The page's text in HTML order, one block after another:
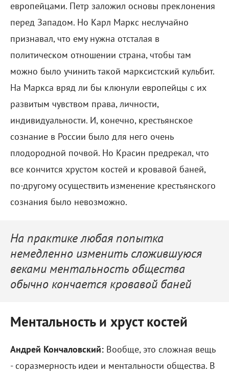
европейцами. Петр заложил основы преклонения
перед Западом. Но Карл Маркс неслучайно
признавал, что ему нужна отсталая в
политическом отношении страна, чтобы там
можно было учинить такой марксистский кульбит.
На Маркса вряд ли бы клюнули европейцы с их
развитым чувством права, личности,
индивидуальности. И, конечно, крестьянское
сознание в России было для него очень
плодородной почвой. Но Красин предрекал, что
все кончится хрустом костей и кровавой баней,
по-другому осуществить изменение крестьянского
сознания было невозможно.
На практике любая попытка
немедленно изменить сложившуюся
веками ментальность общества
обычно кончается кровавой баней
Ментальность и хруст костей
Андрей Кончаловский: Вообще, это сложная вещь
- соразмерность идеи и ментальности общества. В